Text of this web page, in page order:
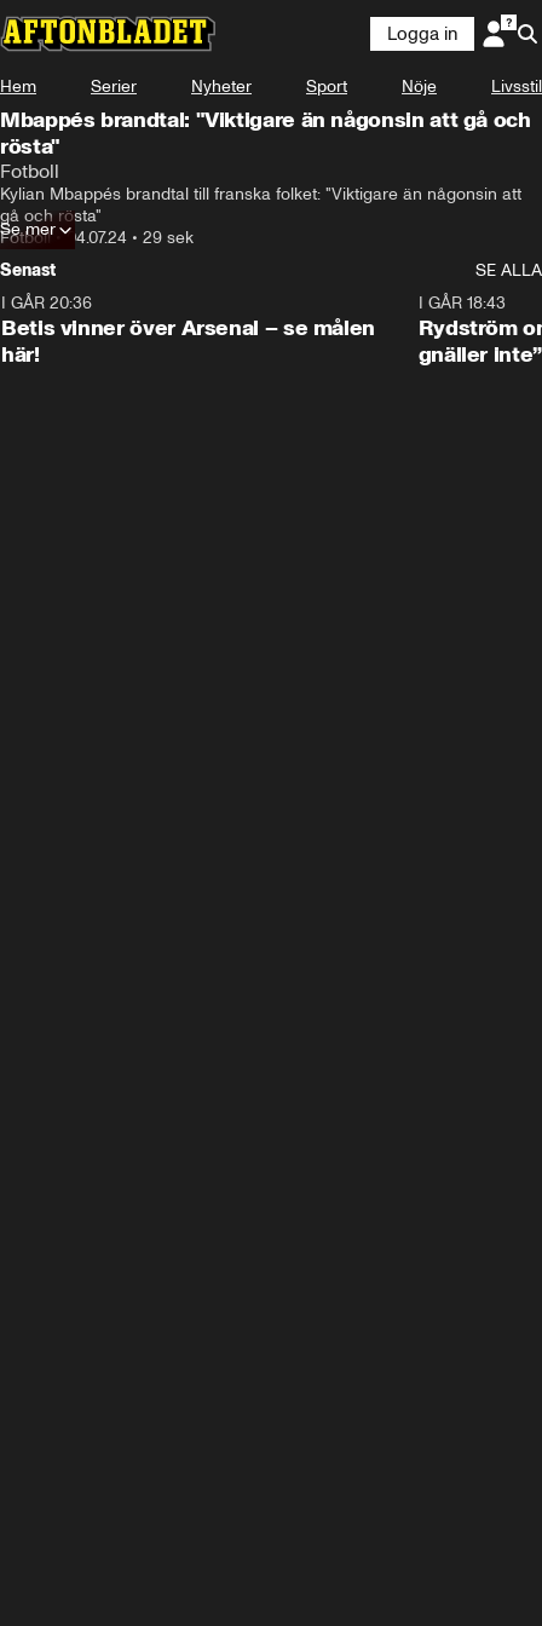
Logga in
Hem Serier Nyheter Sport Nöje Livsstil
Mbappés brandtal: "Viktigare än någonsin att gå och
rösta"
Fotboll
Kylian Mbappés brandtal till franska folket: "Viktigare än någonsin att
gå och rösta"
Fotboll•04.07.24 • 29 sek
Se mer
Senast
SE ALLA
I GÅR 20:36
Betis vinner över Arsenal – se målen
här!
I GÅR 18:43
Rydström
gnäller inte”